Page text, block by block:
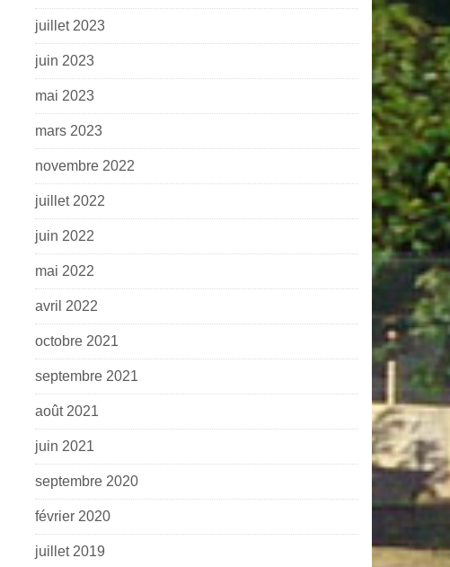
juillet 2023
juin 2023
mai 2023
mars 2023
novembre 2022
juillet 2022
juin 2022
mai 2022
avril 2022
octobre 2021
septembre 2021
août 2021
juin 2021
septembre 2020
février 2020
juillet 2019